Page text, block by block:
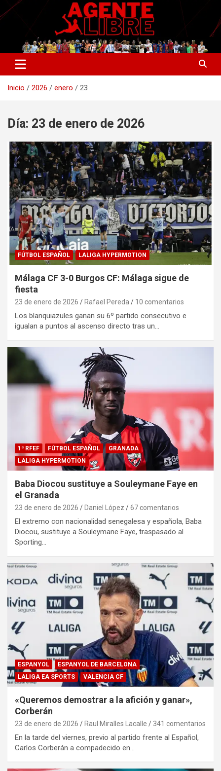
Saltar
al
Agente Libre Digital
La nueva generación del periodismo deportivo.
Inicio 2026 enero 23
Día: 23 de enero de 2026
FÚTBOL ESPAÑOL LALIGA HYPERMOTION
Málaga CF 3-0 Burgos CF: Málaga sigue de
fiesta
23 de enero de 2026 Rafael Pereda 10 comentarios
Los blanquiazules ganan su 6º partido consecutivo e
igualan a puntos al ascenso directo tras un…
1ª RFEF FÚTBOL ESPAÑOL
GRANADA
LALIGA HYPERMOTION
Baba Diocou sustituye a Souleymane Faye en
el Granada
23 de enero de 2026 Daniel López 67 comentarios
El extremo con nacionalidad senegalesa y española, Baba
Diocou, sustituye a Souleymane Faye, traspasado al
Sporting…
ESPANYOL
ESPANYOL DE BARCELONA
LALIGA EA SPORTS
VALENCIA CF
«Queremos demostrar a la afición y ganar»,
Corberán
23 de enero de 2026 Raul Miralles Lacalle 341 comentarios
En la tarde del viernes, previo al partido frente al Español,
Carlos Corberán a compadecido en…